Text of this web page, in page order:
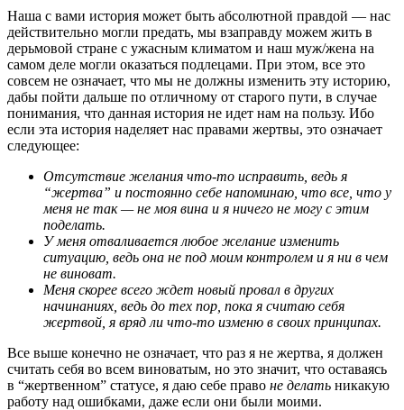
Наша с вами история может быть абсолютной правдой — нас
действительно могли предать, мы взаправду можем жить в
дерьмовой стране с ужасным климатом и наш муж/жена на
самом деле могли оказаться подлецами. При этом, все это
совсем не означает, что мы не должны изменить эту историю,
дабы пойти дальше по отличному от старого пути, в случае
понимания, что данная история не идет нам на пользу. Ибо
если эта история наделяет нас правами жертвы, это означает
следующее:
Отсутствие желания что-то исправить, ведь я
“жертва” и постоянно себе напоминаю, что все, что у
меня не так — не моя вина и я ничего не могу с этим
поделать.
У меня отваливается любое желание изменить
ситуацию, ведь она не под моим контролем и я ни в чем
не виноват.
Меня скорее всего ждет новый провал в других
начинаниях, ведь до тех пор, пока я считаю себя
жертвой, я вряд ли что-то изменю в своих принципах.
Все выше конечно не означает, что раз я не жертва, я должен
считать себя во всем виноватым, но это значит, что оставаясь
в “жертвенном” статусе, я даю себе право не делать никакую
работу над ошибками, даже если они были моими.